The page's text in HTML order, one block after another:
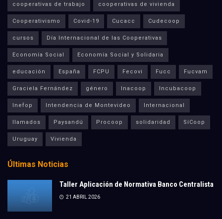
cooperativas de trabajo cooperativas de vivienda
Cooperativismo Covid-19 Cucacc Cudecoop
cursos Día Internacional de las Cooperativas
Economía Social Economía Social y Solidaria
educación España FCPU Fecovi Fucc Fucvam
Graciela Fernández género Inacoop Incubacoop
Inefop Intendencia de Montevideo Internacional
llamados Paysandú Procoop solidaridad SíCoop
Uruguay Vivienda
Últimas Noticias
Taller Aplicación de Normativa Banco Centralista
21 ABRIL 2026